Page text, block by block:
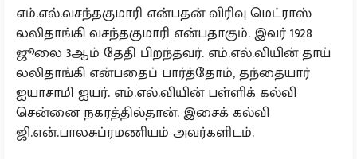
எம்.எல்.வசந்தகுமாரி என்பதன் விரிவு மெட்ராஸ்
லலிதாங்கி வசந்தகுமாரி என்பதாகும். இவர் 1928
ஜூலை 3ஆம் தேதி பிறந்தவர். எம்.எல்.வியின் தாய்
லலிதாங்கி என்பதைப் பார்த்தோம், தந்தையார்
ஐயாசாமி ஐயர். எம்.எல்.வியின் பள்ளிக் கல்வி
சென்னை நகரத்தில்தான். இசைக் கல்வி
ஜி.என்.பாலசுப்ரமணியம் அவர்களிடம்.